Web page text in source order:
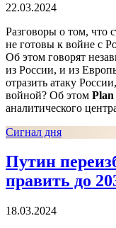
22.03.2024
Разговоры о том, что
не готовы к войне с
Об этом говорят
из России, и из
отразить атаку
войной? Об этом Plan
аналитического
Сигнал дня
Путин
править до
18.03.2024